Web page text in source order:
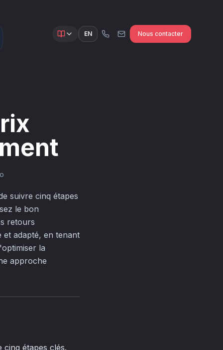
EN Nous contacter
suivre cinq étapes
le bon
retours
et adapté, en tenant
la
approche
étapes clés.